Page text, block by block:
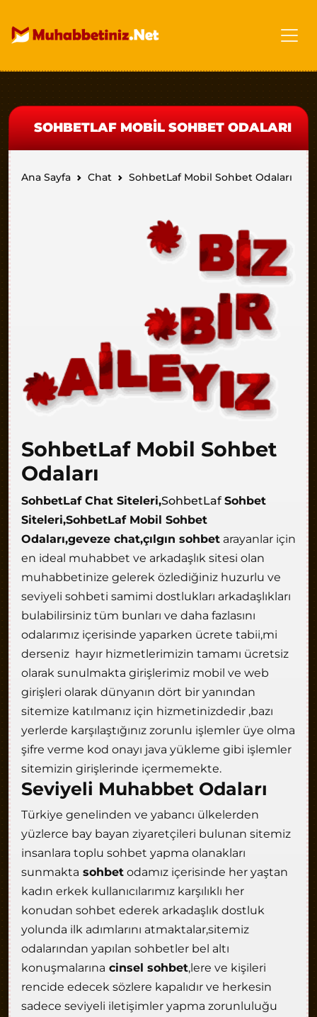
SOHBETLAF MOBIL SOHBET ODALARI
Ana Sayfa Chat SohbetLaf Mobil Sohbet Odaları
SohbetLaf Mobil Sohbet
Odaları
SohbetLaf Chat Siteleri,SohbetLaf Sohbet
Siteleri,SohbetLaf Mobil Sohbet
Odaları,geveze chat,çılgın sohbet arayanlar için
en ideal muhabbet ve arkadaşlık sitesi olan
muhabbetinize gelerek özlediğiniz huzurlu ve
seviyeli sohbeti samimi dostlukları arkadaşlıkları
bulabilirsiniz tüm bunları ve daha fazlasını
odalarımız içerisinde yaparken ücrete tabii,mi
derseniz hayır hizmetlerimizin tamamı ücretsiz
olarak sunulmakta girişlerimiz mobil ve web
girişleri olarak dünyanın dört bir yanından
sitemize katılmanız için hizmetinizdedir ,bazı
yerlerde karşılaştığınız zorunlu işlemler üye olma
şifre verme kod onayı java yükleme gibi işlemler
sitemizin girişlerinde içermemekte.
Seviyeli Muhabbet Odaları
Türkiye genelinden ve yabancı ülkelerden
yüzlerce bay bayan ziyaretçileri bulunan sitemiz
insanlara toplu sohbet yapma olanakları
sunmakta sohbet odamız içerisinde her yaştan
kadın erkek kullanıcılarımız karşılıklı her
konudan sohbet ederek arkadaşlık dostluk
yolunda ilk adımlarını atmaktalar,sitemiz
odalarından yapılan sohbetler bel altı
konuşmalarına cinsel sohbet,lere ve kişileri
rencide edecek sözlere kapalıdır ve herkesin
sadece seviyeli iletişimler yapma zorunluluğu